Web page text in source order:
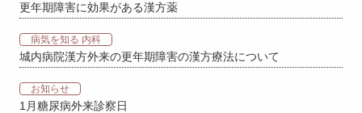
更年期障害に効果がある漢方薬
病気を知る 内科
城内病院漢方外来の更年期障害の漢方療法について
お知らせ
1月糖尿病外来診察日